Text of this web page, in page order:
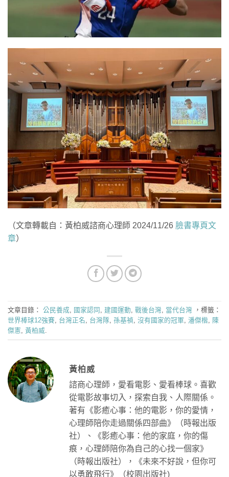
（文章轉載自：黃柏威諮商心理師 2024/11/26 臉書專頁文
章）
文章目錄： 公民養成 國家認同 建國運動 戰後台灣 當代台灣 ，標籤：
世界棒球12強賽
台灣正名 台灣隊 孫基禎 沒有國家的冠軍 潘傑楷 陳
傑憲 黃柏威
黃柏威
諮商心理師，愛看電影、愛看棒球。喜歡
從電影故事切入，探索自我、人際關係。
著有《影癒心事：他的電影，你的愛情，
心理師陪你走過關係四部曲》（時報出版
社）、《影癒心事：他的家庭，你的傷
痕，心理師陪你為自己的心找一個家》
（時報出版社），《未來不好說，但你可
以勇敢飛行》（校園出版社)